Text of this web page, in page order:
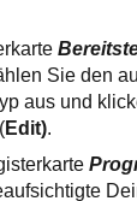
Sie den
aus und
(Edit).